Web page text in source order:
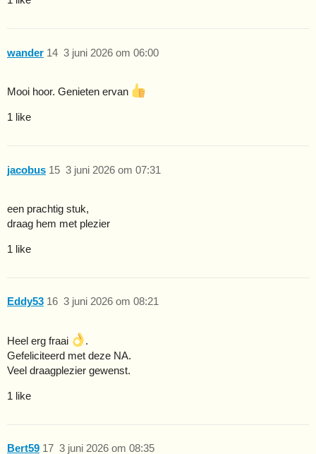
wander 3 juni 2026 om 06:00
14
Mooi hoor. Genieten ervan
1 like
jacobus 3 juni 2026 om 07:31
15
een prachtig stuk,
draag hem met plezier
1 like
Eddy53 3 juni 2026 om 08:21
16
Heel erg fraai
.
Gefeliciteerd met deze NA.
Veel draagplezier gewenst.
1 like
Bert59 3 juni 2026 om 08:35
17